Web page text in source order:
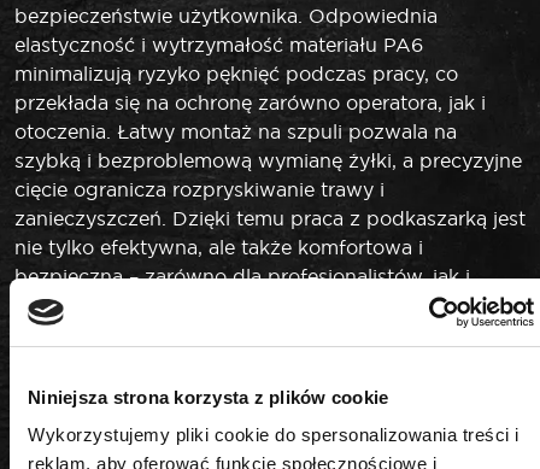
Niniejsza strona korzysta z plików cookie
Wykorzystujemy pliki cookie do spersonalizowania treści i
reklam, aby oferować funkcje społecznościowe i
bezpieczeństwie użytkownika. Odpowiednia
elastyczność i wytrzymałość materiału PA6
minimalizują ryzyko pęknięć podczas pracy, co
przekłada się na ochronę zarówno operatora, jak i
otoczenia. Łatwy montaż na szpuli pozwala na
szybką i bezproblemową wymianę żyłki, a precyzyjne
cięcie ogranicza rozpryskiwanie trawy i
zanieczyszczeń. Dzięki temu praca z podkaszarką jest
nie tylko efektywna, ale także komfortowa i
bezpieczna – zarówno dla profesjonalistów, jak i
użytkowników domowych.
Zastosowanie żyłki do
podkaszarki
Żyłka OK-03.4402 doskonale sprawdzi się podczas